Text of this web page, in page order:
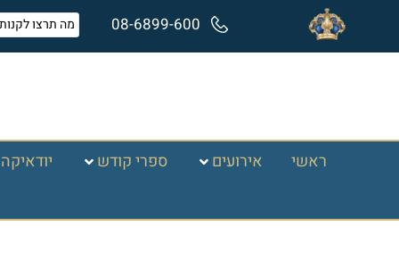
08-6899-600
ראשי אירועים ספרי קודש